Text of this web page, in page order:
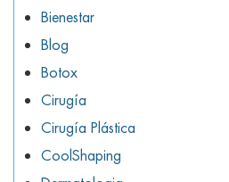
Bienestar
Blog
Botox
Cirugía
Cirugía Plástica
CoolShaping